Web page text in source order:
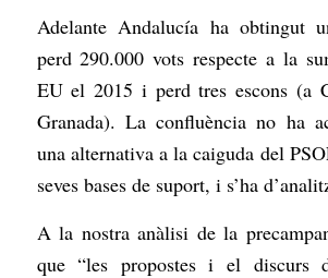
Adelante Andalucía ha obtingut
perd 290.000 vots respecte a la
EU el 2015 i perd tres escons (a
Granada). La confluència no ha
una alternativa a la caiguda del
seves bases de suport, i s’ha
A la nostra anàlisi de la
que “les propostes i el discurs